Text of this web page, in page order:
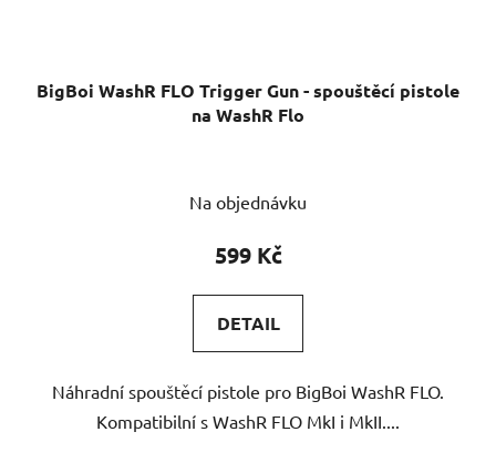
BigBoi WashR FLO Trigger Gun - spouštěcí pistole
na WashR Flo
Na objednávku
599 Kč
DETAIL
Náhradní spouštěcí pistole pro BigBoi WashR FLO.
Kompatibilní s WashR FLO MkI i MkII....